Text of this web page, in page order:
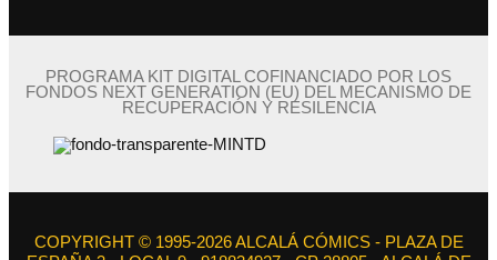
PROGRAMA KIT DIGITAL COFINANCIADO POR LOS
FONDOS NEXT GENERATION (EU) DEL MECANISMO DE
RECUPERACIÓN Y RESILENCIA
COPYRIGHT © 1995-2026 ALCALÁ CÓMICS - PLAZA DE